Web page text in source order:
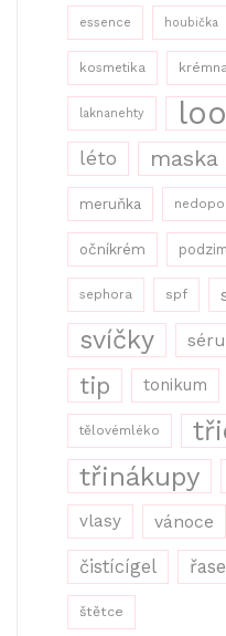
essence houbička
kosmetika
laknanehty
léto maska
meruňka
očníkrém podzim
sephora spf
svíčky
tip tonikum
tělovémléko
třinákupy
vlasy vánoce
čistícígel
štětce